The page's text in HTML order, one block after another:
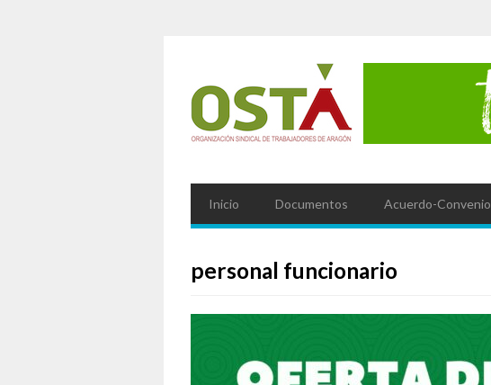
Inicio Documentos Acuerdo-Convenio
personal funcionario